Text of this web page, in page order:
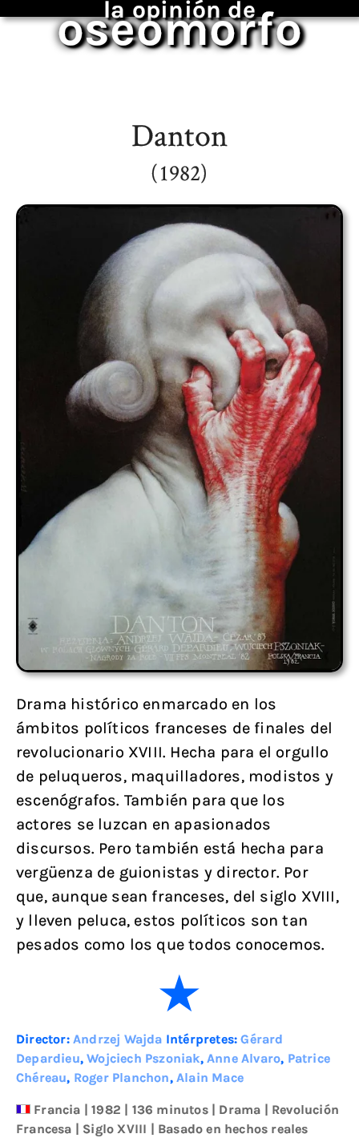
la opinión de
oseomorfo
Danton
(1982)
Drama histórico enmarcado en los
ámbitos políticos franceses de finales del
revolucionario XVIII. Hecha para el orgullo
de peluqueros, maquilladores, modistos y
escenógrafos. También para que los
actores se luzcan en apasionados
discursos. Pero también está hecha para
vergüenza de guionistas y director. Por
que, aunque sean franceses, del siglo XVIII,
y lleven peluca, estos políticos son tan
pesados como los que todos conocemos.
Director: Andrzej Wajda Intérpretes:Gérard
Depardieu,Wojciech Pszoniak,Anne Alvaro, Patrice
Chéreau, Roger Planchon,Alain Mace
Francia |1982 | 136 minutos | Drama | Revolución
Francesa | Siglo XVIII | Basado en hechos reales